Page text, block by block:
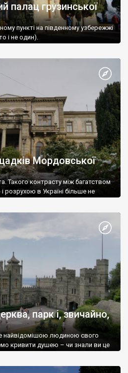
палац грузинської
пункті на південному узбережжі
і не один).
Мордовської
Такого контрасту між багатством
розрухою в Україні більше не
парк і, звичайно,
найвідомішою людиною свого
кривити душею – чи знали ви це